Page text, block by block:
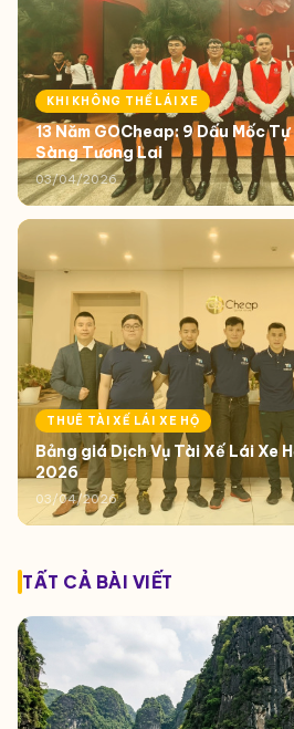
KHI KHÔNG THỂ LÁI XE
13 Năm GOCheap: 9 Dấu Mốc
Sàng Tương Lai
03/04/2026
THUÊ TÀI XẾ LÁI XE HỘ
Bảng giá Dịch Vụ Tài Xế Lái Xe
2026
03/04/2026
TẤT CẢ BÀI VIẾT